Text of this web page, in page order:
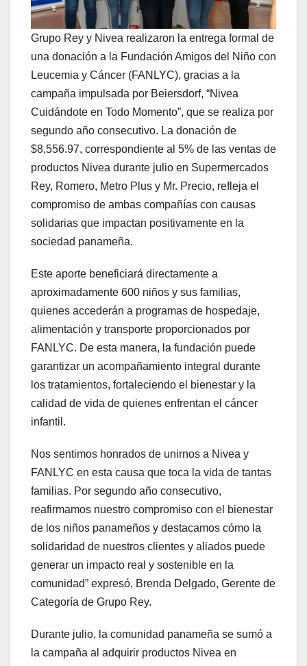
Grupo Rey y Nivea realizaron la entrega formal de
una donación a la Fundación Amigos del Niño con
Leucemia y Cáncer (FANLYC), gracias a la
campaña impulsada por Beiersdorf, “Nivea
Cuidándote en Todo Momento”, que se realiza por
segundo año consecutivo. La donación de
$8,556.97, correspondiente al 5% de las ventas de
productos Nivea durante julio en Supermercados
Rey, Romero, Metro Plus y Mr. Precio, refleja el
compromiso de ambas compañías con causas
solidarias que impactan positivamente en la
sociedad panameña.
Este aporte beneficiará directamente a
aproximadamente 600 niños y sus familias,
quienes accederán a programas de hospedaje,
alimentación y transporte proporcionados por
FANLYC. De esta manera, la fundación puede
garantizar un acompañamiento integral durante
los tratamientos, fortaleciendo el bienestar y la
calidad de vida de quienes enfrentan el cáncer
infantil.
Nos sentimos honrados de unirnos a Nivea y
FANLYC en esta causa que toca la vida de tantas
familias. Por segundo año consecutivo,
reafirmamos nuestro compromiso con el bienestar
de los niños panameños y destacamos cómo la
solidaridad de nuestros clientes y aliados puede
generar un impacto real y sostenible en la
comunidad” expresó, Brenda Delgado, Gerente de
Categoría de Grupo Rey.
Durante julio, la comunidad panameña se sumó a
la campaña al adquirir productos Nivea en